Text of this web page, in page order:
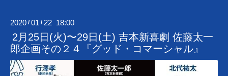
2020 /01 / 22 18:00
2月25日(火)〜29日(土) 吉本新喜劇 佐藤太一
郎企画その２４『グッド・コマーシャル』